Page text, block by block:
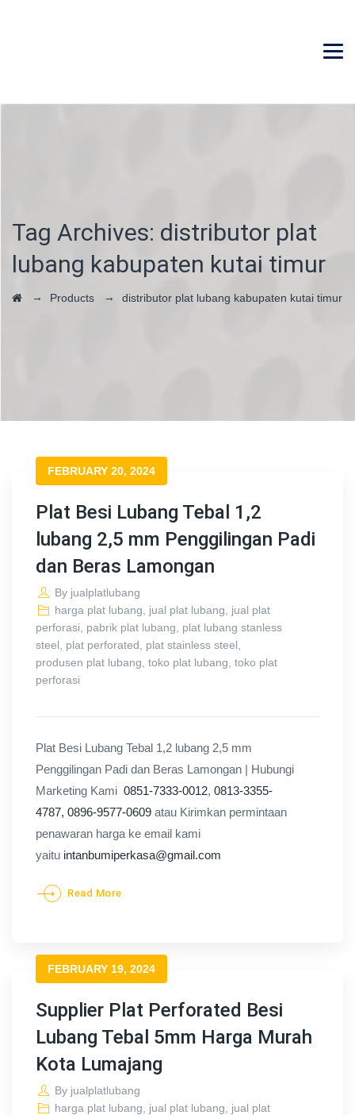
Tag Archives: distributor plat
lubang kabupaten kutai timur
→ Products → distributor plat lubang kabupaten kutai timur
FEBRUARY 20, 2024
Plat Besi Lubang Tebal 1,2
lubang 2,5 mm Penggilingan Padi
dan Beras Lamongan
By jualplatlubang
harga plat lubang
jual plat lubang
jual plat
perforasi
pabrik plat lubang
plat lubang stanless
steel
plat perforated plat stainless steel
produsen plat lubang toko plat lubang toko plat
perforasi
Plat Besi Lubang Tebal 1,2 lubang 2,5 mm
Penggilingan Padi dan Beras Lamongan | Hubungi
Marketing Kami 0851-7333-0012, 0813-3355-
4787, 0896-9577-0609 atau Kirimkan permintaan
penawaran harga ke email kami
yaitu intanbumiperkasa@gmail.com
Read More
FEBRUARY 19, 2024
Supplier Plat Perforated Besi
Lubang Tebal 5mm Harga Murah
Kota Lumajang
By jualplatlubang
harga plat lubang
jual plat lubang
jual plat